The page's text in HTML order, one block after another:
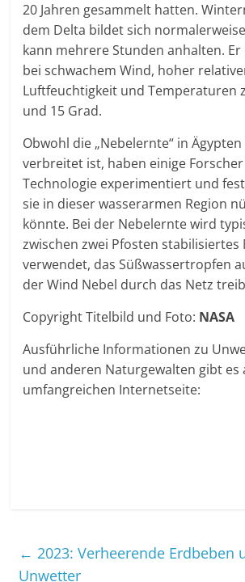
20 Jahren gesammelt hatten.
dem Delta bildet sich
kann mehrere Stunden anhalten.
bei schwachem Wind, hoher
Luftfeuchtigkeit und Temperaturen
und 15 Grad.
Obwohl die „Nebelernte“ in
verbreitet ist, haben einige
Technologie experimentiert und
sie in dieser wasserarmen Region
könnte. Bei der Nebelernte wird
zwischen zwei Pfosten stabilisiertes
verwendet, das Süßwassertropfen
der Wind Nebel durch das Netz
Copyright Titelbild und Foto: NASA
Ausführliche Informationen zu
und anderen Naturgewalten gibt es
umfangreichen Internetseite:
← 2023: Verheerende Erdbeben
Unwetter